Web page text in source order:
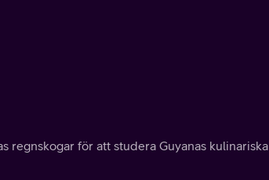
regnskogar för att studera Guyanas kulinariska